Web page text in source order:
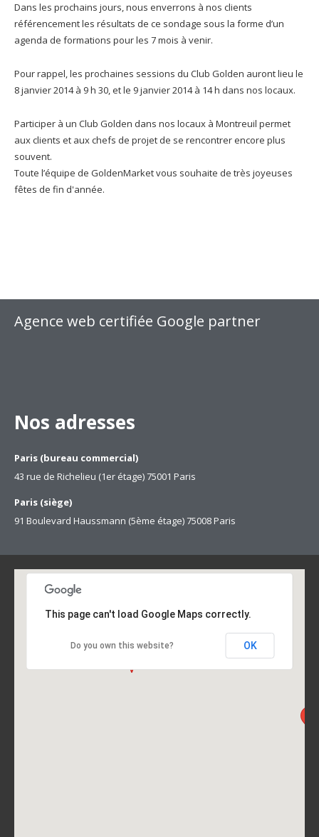
Dans les prochains jours, nous enverrons à nos clients
référencement les résultats de ce sondage sous la forme d’un
agenda de formations pour les 7 mois à venir.
Pour rappel, les prochaines sessions du Club Golden auront lieu le
8 janvier 2014 à 9 h 30, et le 9 janvier 2014 à 14 h dans nos locaux.
Participer à un Club Golden dans nos locaux à Montreuil permet
aux clients et aux chefs de projet de se rencontrer encore plus
souvent.
Toute l’équipe de GoldenMarket vous souhaite de très joyeuses
fêtes de fin d'année.
Agence web certifiée Google partner
Nos adresses
Paris (bureau commercial)
43 rue de Richelieu (1er étage) 75001 Paris
Paris (siège)
91 Boulevard Haussmann (5ème étage) 75008 Paris
This page can't load Google Maps correctly.
Do you own this website? OK